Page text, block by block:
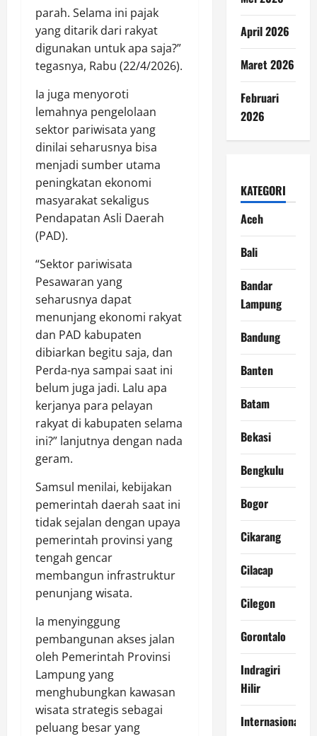
parah. Selama ini pajak
yang ditarik dari rakyat
digunakan untuk apa saja?”
tegasnya, Rabu (22/4/2026).
Ia juga menyoroti
lemahnya pengelolaan
sektor pariwisata yang
dinilai seharusnya bisa
menjadi sumber utama
peningkatan ekonomi
masyarakat sekaligus
Pendapatan Asli Daerah
(PAD).
“Sektor pariwisata
Pesawaran yang
seharusnya dapat
menunjang ekonomi rakyat
dan PAD kabupaten
dibiarkan begitu saja, dan
Perda-nya sampai saat ini
belum juga jadi. Lalu apa
kerjanya para pelayan
rakyat di kabupaten selama
ini?” lanjutnya dengan nada
geram.
Samsul menilai, kebijakan
pemerintah daerah saat ini
tidak sejalan dengan upaya
pemerintah provinsi yang
tengah gencar
membangun infrastruktur
penunjang wisata.
Ia menyinggung
pembangunan akses jalan
oleh Pemerintah Provinsi
Lampung yang
menghubungkan kawasan
wisata strategis sebagai
peluang besar yang
April 2026
Maret 2026
Februari
2026
KATEGORI
Aceh
Bali
Bandar
Lampung
Bandung
Banten
Batam
Bekasi
Bengkulu
Bogor
Cikarang
Cilacap
Cilegon
Gorontalo
Indragiri
Hilir
Internasional